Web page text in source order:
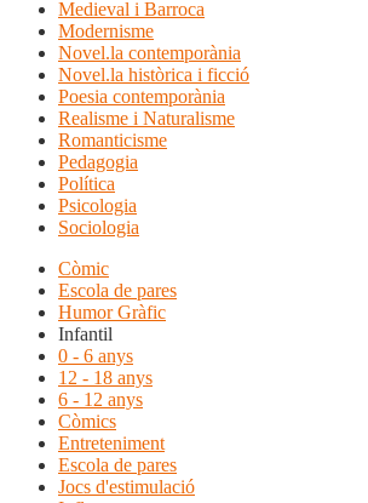
Medieval i Barroca
Modernisme
Novel.la contemporània
Novel.la històrica i ficció
Poesia contemporània
Realisme i Naturalisme
Romanticisme
Pedagogia
Política
Psicologia
Sociologia
Còmic
Escola de pares
Humor Gràfic
Infantil
0 - 6 anys
12 - 18 anys
6 - 12 anys
Còmics
Entreteniment
Escola de pares
Jocs d'estimulació